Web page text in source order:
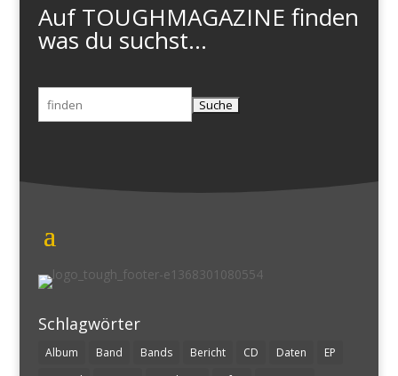
Auf TOUGHMAGAZINE finden
was du suchst...
Suchen
nach:
Schlagwörter
Album Band Bands Bericht CD Daten
EP